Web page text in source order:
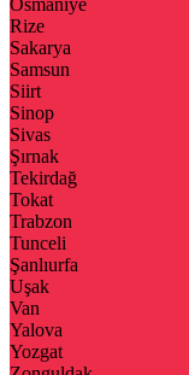
Osmaniye
Rize
Sakarya
Samsun
Siirt
Sinop
Sivas
Şırnak
Tekirdağ
Tokat
Trabzon
Tunceli
Şanlıurfa
Uşak
Van
Yalova
Yozgat